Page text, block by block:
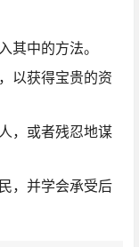
其中的方法。
以获得宝贵的资
，或者残忍地谋
，并学会承受后